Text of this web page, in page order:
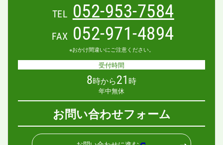
TEL 052-953-7584
FAX 052-971-4894
※おかけ間違いにご注意ください。
受付時間
8時から21 時
年中無休
お問い合わせフォーム